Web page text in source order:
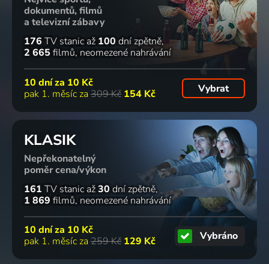
dokumentů, filmů
a televizní zábavy
176 TV stanic až 100 dní zpětně
2 665 filmů neomezené nahrávání
10 dní za 10 Kč
pak 1. měsíc za 309 Kč 154 Kč Vybrat
KLASIK
Nepřekonatelný
poměr cena/výkon
161 TV stanic až30 dní zpětně
1 869 filmů neomezené nahrávání
10 dní za 10 Kč
pak 1. měsíc za 259 Kč 129 Kč Vybráno